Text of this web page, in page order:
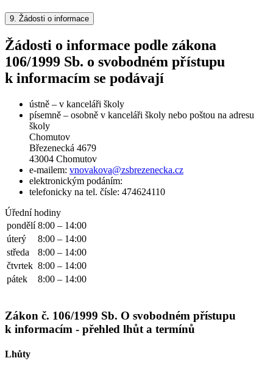
9. Žádosti o informace
Žádosti o informace podle zákona
106/1999 Sb. o svobodném přístupu
k informacím se podávají
ústně – v kanceláři školy
písemně – osobně v kanceláři školy nebo poštou na adresu
školy
Chomutov
Březenecká 4679
43004 Chomutov
e-mailem: vnovakova@zsbrezenecka.cz
elektronickým podáním:
telefonicky na tel. čísle: 474624110
Úřední hodiny
pondělí 8:00 – 14:00
úterý
8:00 – 14:00
středa
8:00 – 14:00
čtvrtek 8:00 – 14:00
pátek
8:00 – 14:00
Zákon č. 106/1999 Sb. O svobodném přístupu
k informacím - přehled lhůt a termínů
Lhůty